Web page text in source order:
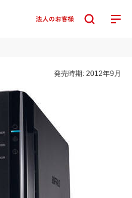
発売時期:2012年9月